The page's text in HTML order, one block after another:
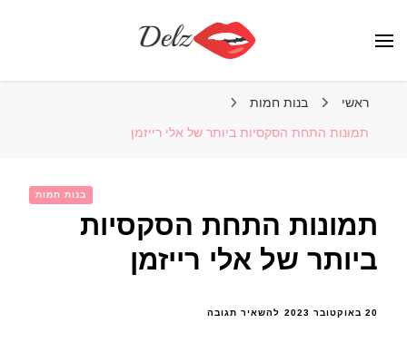
ראשי בנות חמות
תמונות התחת הסקסיות ביותר של אלי רייזמן
בנות חמות
תמונות התחת הסקסיות
ביותר של אלי רייזמן
20 באוקטובר 2023 להשאיר תגובהבנושא